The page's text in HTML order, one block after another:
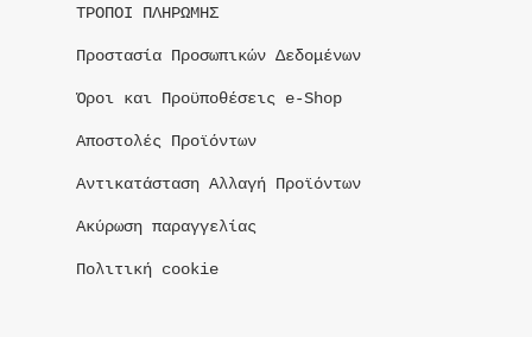
ΤΡΟΠΟΙ ΠΛΗΡΩΜΗΣ
Προστασία Προσωπικών Δεδομένων
Όροι και Προϋποθέσεις e-Shop
Αποστολές Προϊόντων
Αντικατάσταση Αλλαγή Προϊόντων
Ακύρωση παραγγελίας
Πολιτική cookie